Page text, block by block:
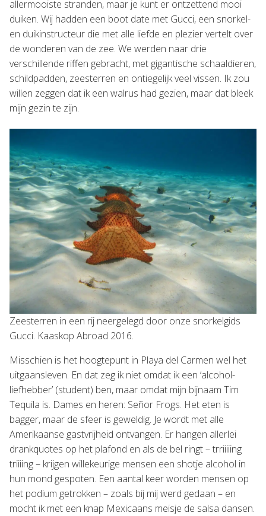
allermooiste stranden, maar je kunt er ontzettend mooi
duiken. Wij hadden een boot date met Gucci, een snorkel-
en duikinstructeur die met alle liefde en plezier vertelt over
de wonderen van de zee. We werden naar drie
verschillende riffen gebracht, met gigantische schaaldieren,
schildpadden, zeesterren en ontiegelijk veel vissen. Ik zou
willen zeggen dat ik een walrus had gezien, maar dat bleek
mijn gezin te zijn.
Zeesterren in een rij neergelegd door onze snorkelgids
Gucci. Kaaskop Abroad 2016.
Misschien is het hoogtepunt in Playa del Carmen wel het
uitgaansleven. En dat zeg ik niet omdat ik een ‘alcohol-
liefhebber’ (student) ben, maar omdat mijn bijnaam Tim
Tequila is. Dames en heren: Señor Frogs. Het eten is
bagger, maar de sfeer is geweldig. Je wordt met alle
Amerikaanse gastvrijheid ontvangen. Er hangen allerlei
drankquotes op het plafond en als de bel ringt – trriiiiing
triiiing – krijgen willekeurige mensen een shotje alcohol in
hun mond gespoten. Een aantal keer worden mensen op
het podium getrokken – zoals bij mij werd gedaan – en
mocht ik met een knap Mexicaans meisje de salsa dansen.